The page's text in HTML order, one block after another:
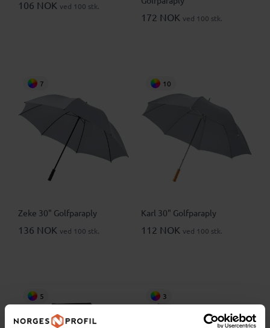
106 NOK ved 100 stk.
172 NOK ved 100 stk.
7
Zeke 30" Golfparaply
136 NOK ved 100 stk.
10
Karl 30" Golfparaply
112 NOK ved 100 stk.
5 3